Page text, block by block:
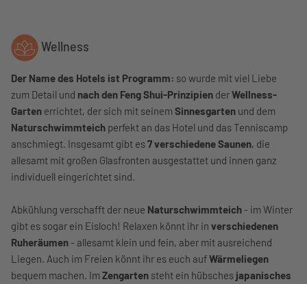
Wellness
Der Name des Hotels ist Programm: so wurde mit viel Liebe
zum Detail und nach den Feng Shui-Prinzipien derWellness-
Garten errichtet, der sich mit seinemSinnesgarten und dem
Naturschwimmteich perfekt an das Hotel und das Tenniscamp
anschmiegt. Insgesamt gibt es7 verschiedene Saunen, die
allesamt mit großen Glasfronten ausgestattet und innen ganz
individuell eingerichtet sind.
Abkühlung verschafft der neue Naturschwimmteich- im Winter
gibt es sogar ein Eisloch! Relaxen könnt ihr in verschiedenen
Ruheräumen- allesamt klein und fein, aber mit ausreichend
Liegen. Auch im Freien könnt ihr es euch aufWärmeliegen
bequem machen. ImZengarten steht ein hübsches japanisches